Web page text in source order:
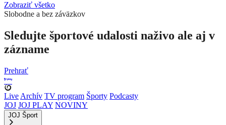
Zobraziť všetko
Slobodne a bez záväzkov
Sledujte športové udalosti naživo ale aj v
zázname
Prehrať
Live Archív TV program Športy Podcasty
JOJ JOJ PLAY NOVINY
JOJ Šport